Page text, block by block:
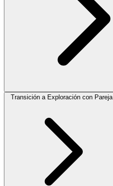
Transición a Exploración con Pareja